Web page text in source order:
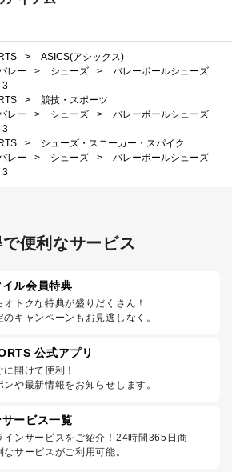
>
ASICS(アシックス)
レー > シューズ >
バレーボールシューズ
3
>
競技・スポーツ
レー > シューズ >
バレーボールシューズ
3
>
シューズ・スニーカー・スパイク
レー > シューズ >
バレーボールシューズ
3
で便利なサービス
ル会員特典
オトクな特典が盛りだくさん！
キャンペーンもお見逃しなく。
公式アプリ
開けて便利！
ンや最新情報をお知らせします。
ービス一覧
インサービスをご紹介！24時間365日商
サービスがご利用可能。